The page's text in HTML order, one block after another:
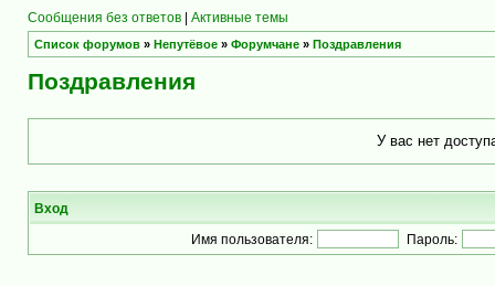
Сообщения без ответов | Активные темы
Список форумов » Непутёвое » Форумчане » Поздравления
Поздравления
У вас нет
Вход
Имя пользователя: Пароль: